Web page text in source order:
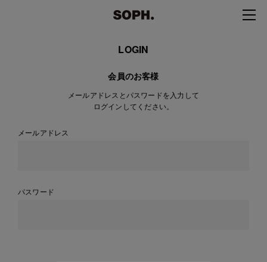
LOGIN
会員のお客様
メールアドレスとパスワードを入力して
ログインしてください。
メールアドレス
パスワード